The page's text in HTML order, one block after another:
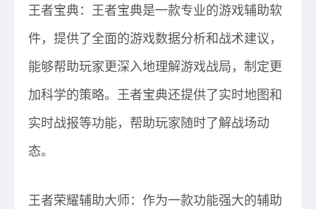
王者宝典：王者宝典是一款专业的游戏辅助软
件，提供了全面的游戏数据分析和战术建议，
能够帮助玩家更深入地理解游戏战局，制定更
加科学的策略。王者宝典还提供了实时地图和
实时战报等功能，帮助玩家随时了解战场动
态。
王者荣耀辅助大师：作为一款功能强大的辅助